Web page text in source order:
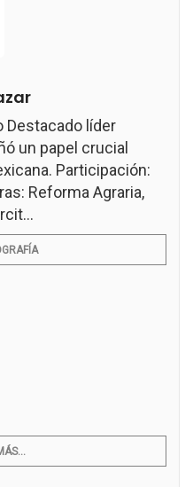
Destacado líder
un papel crucial
Participación:
Reforma Agraria,